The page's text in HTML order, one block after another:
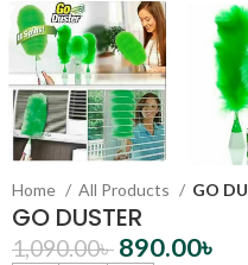
Home All Products GO
GO DUSTER
1,090.00৳ 890.00৳